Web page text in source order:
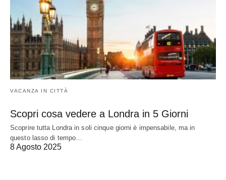
VACANZA IN CITTÀ
Scopri cosa vedere a Londra in 5 Giorni
Scoprire tutta Londra in soli cinque giorni è impensabile, ma in
questo lasso di tempo…
8 Agosto 2025